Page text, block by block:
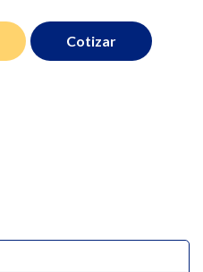
Cotizar